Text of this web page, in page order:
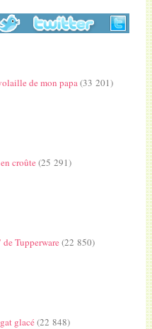
de mon papa(33 201)
croûte(25 291)
de Tupperware(22 850)
glacé(22 848)